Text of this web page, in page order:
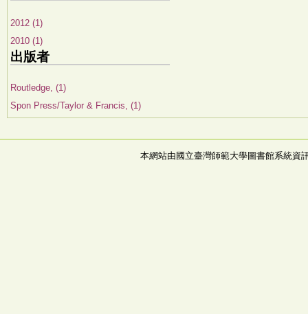
2012 (1)
2010 (1)
出版者
Routledge, (1)
Spon Press/Taylor & Francis, (1)
本網站由國立臺灣師範大學圖書館系統資